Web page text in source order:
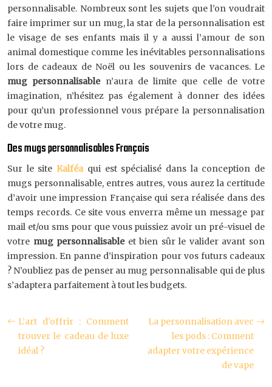
personnalisable. Nombreux sont les sujets que l’on voudrait
faire imprimer sur un mug, la star de la personnalisation est
le visage de ses enfants mais il y a aussi l’amour de son
animal domestique comme les inévitables personnalisations
lors de cadeaux de Noël ou les souvenirs de vacances. Le
mug personnalisablen’aura de limite que celle de votre
imagination, n’hésitez pas également à donner des idées
pour qu’un professionnel vous prépare la personnalisation
de votre mug.
Des mugs personnalisables Français
Sur le siteKalféaqui est spécialisé dans la conception de
mugs personnalisable, entres autres, vous aurez la certitude
d’avoir une impression Française qui sera réalisée dans des
temps records. Ce site vous enverra même un message par
mail et/ou sms pour que vous puissiez avoir un pré-visuel de
votre mug personnalisableet bien sûr le valider avant son
impression. En panne d’inspiration pour vos futurs cadeaux
? N’oubliez pas de penser au mug personnalisable qui de plus
s’adaptera parfaitement à tout les budgets.
L’art d’offrir : Comment
trouver le cadeau de luxe
idéal ?
La personnalisation avec
les pods : Comment
adapter votre expérience
de vape